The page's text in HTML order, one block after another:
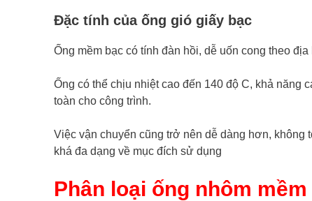
Đặc tính của ống gió giấy bạc
Ống mềm bạc có tính đàn hồi, dễ uốn cong theo
Ống có thể chịu nhiệt cao đến 140 độ C, khả năng
toàn cho công trình.
Việc vận chuyển cũng trở nên dễ dàng hơn,
khá đa dạng về mục đích sử dụng
Phân loại ống nhôm mềm